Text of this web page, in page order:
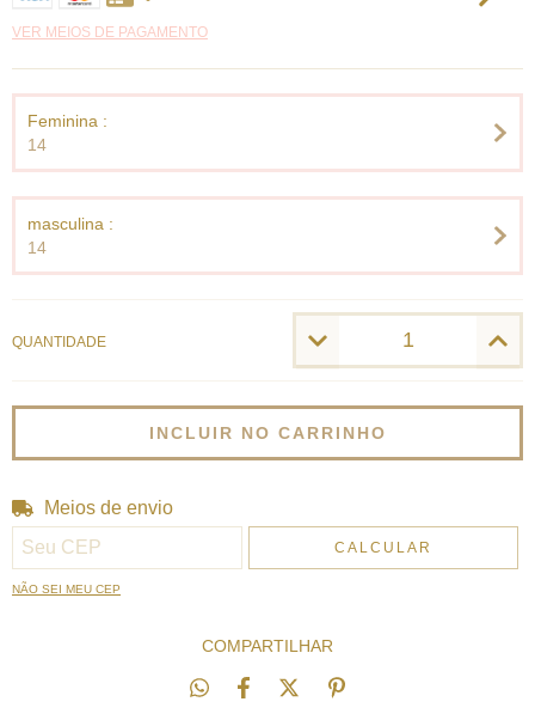
VER MEIOS DE PAGAMENTO
Feminina :
14
masculina :
14
QUANTIDADE
Entregas para o CEP:
Meios de envio
CALCULAR
NÃO SEI MEU CEP
COMPARTILHAR